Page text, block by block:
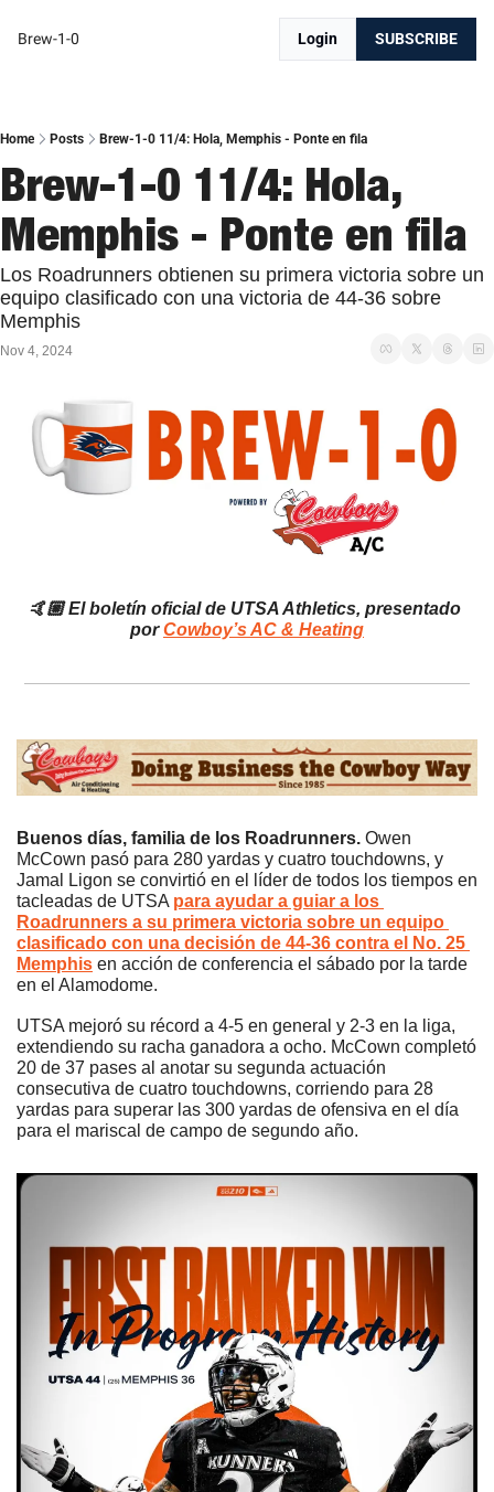
Brew-1-0 Login SUBSCRIBE
Home Posts Brew-1-0 11/4: Hola, Memphis - Ponte en fila
Brew-1-0 11/4: Hola,
Memphis - Ponte en fila
Los Roadrunners obtienen su primera victoria sobre un
equipo clasificado con una victoria de 44-36 sobre
Memphis
Nov 4, 2024
🤙🏼 El boletín oficial de UTSA Athletics, presentado
por Cowboy’s AC & Heating
Buenos días, familia de los Roadrunners. Owen
McCown pasó para 280 yardas y cuatro touchdowns, y
Jamal Ligon se convirtió en el líder de todos los tiempos en
tacleadas de UTSA para ayudar a guiar a los
Roadrunners a su primera victoria sobre un equipo
clasificado con una decisión de 44-36 contra el No. 25
Memphis en acción de conferencia el sábado por la tarde
en el Alamodome.
UTSA mejoró su récord a 4-5 en general y 2-3 en la liga,
extendiendo su racha ganadora a ocho. McCown completó
20 de 37 pases al anotar su segunda actuación
consecutiva de cuatro touchdowns, corriendo para 28
yardas para superar las 300 yardas de ofensiva en el día
para el mariscal de campo de segundo año.